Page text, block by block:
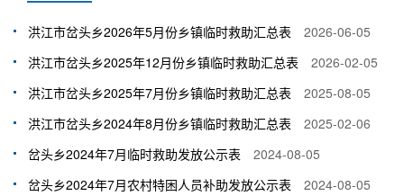
洪江市岔头乡2026年5月份乡镇临时救助汇总表
2026-06-05
洪江市岔头乡2025年12月份乡镇临时救助汇总表
2026-02-05
洪江市岔头乡2025年7月份乡镇临时救助汇总表
2025-08-05
洪江市岔头乡2024年8月份乡镇临时救助汇总表
2025-02-06
岔头乡2024年7月临时救助发放公示表
2024-08-05
岔头乡2024年7月农村特困人员补助发放公示表
2024-08-05